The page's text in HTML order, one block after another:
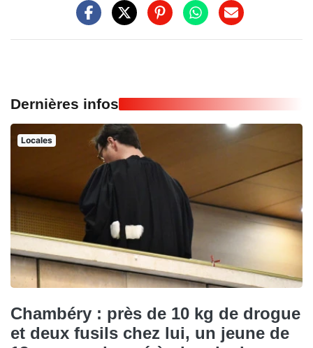
Dernières infos
Locales
Chambéry : près de 10 kg de drogue
et deux fusils chez lui, un jeune de